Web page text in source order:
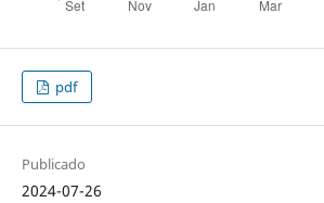
pdf
Publicado
2024-07-26